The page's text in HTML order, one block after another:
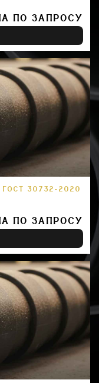
ПО ЗАПРОСУ
30732-2020
ПО ЗАПРОСУ